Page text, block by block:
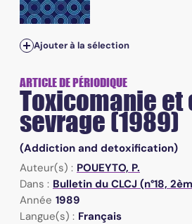
Ajouter à la sélection
ARTICLE DE PÉRIODIQUE
Toxicomanie et
sevrage (1989)
(Addiction and detoxification)
Auteur(s) : POUEYTO, P.
Dans : Bulletin du CLCJ (n°18,
Année 1989
Langue(s) : Français